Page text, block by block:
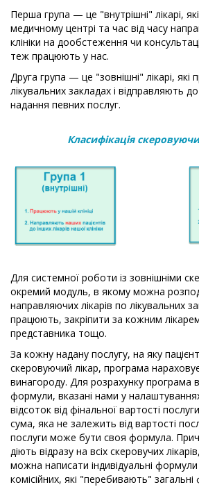
Перша група — це "внутрішні" лікарі,
медичному центрі та час від часу
клініки на дообстеження чи
теж працюють у нас.
Друга група — це "зовнішні" лікарі,
лікувальних закладах і відправляють
надання певних послуг.
Класифікація
Для системної роботи із зовнішніми
окремий модуль, в якому можна
направляючих лікарів по лікувальних
працюють, закріпити за кожним
представника тощо.
За кожну надану послугу, на яку
скеровуючий лікар, програма
винагороду. Для розрахунку програма
формули, вказані нами у
відсоток від фінальної вартості
сума, яка не залежить від вартості
послуги може бути своя формула.
діють відразу на всіх скеровучих
можна написати індивідуальні
комісійних, які "перебивають"